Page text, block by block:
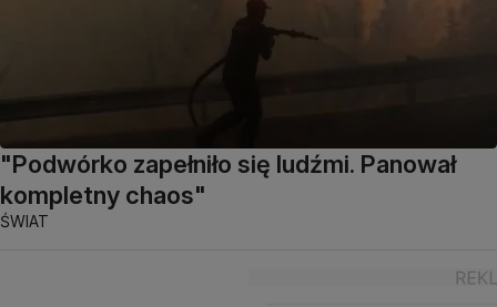
"Podwórko zapełniło się ludźmi. Panował
kompletny chaos"
ŚWIAT